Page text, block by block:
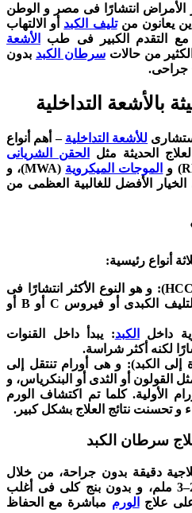
الأمراض انتشارًا فى مصر و الوطن
يعانون منتليف الكبد أو الالتهاب
الأشعة
من حالاتسرطان الكبد بدون
جراحى.
بالأشعة التداخلية
للأشعة التداخلية – أهم أنواع
الحديثة مثل
الحقن الشريانى
الموجات الميكروية
(MWA)، و
الأفضل للغالبية العظمى من
أنواع رئيسية:
و هو النوع الأكثر انتشارًا فى
مصر، و ينتج عادة من التليف الكبدى أو فيروس C أو B أو
داخل
الكبد: يبدأ داخل القنوات
لكنه أكثر شراسة.
إلى الكبد): و هى أورام تنتقل إلى
القولون أو الثدى أو البنكرياس، و
الأولية.كلما تم اكتشاف الورم
و تحسنت نتائج العلاج بشكل كبير.
سرطان الكبد
دقيقة بدون جراحة، من خلال
فتحة صغيرة بالجلد لا تتعدى 2–3 ملم، و بدون بنج كلى فى أغلب
علاج
الورم مباشرة مع الحفاظ